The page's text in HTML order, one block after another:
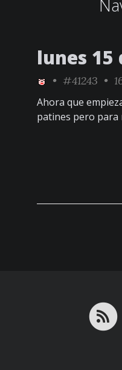
lunes 15
• #41243 •
Ahora que
patines pero